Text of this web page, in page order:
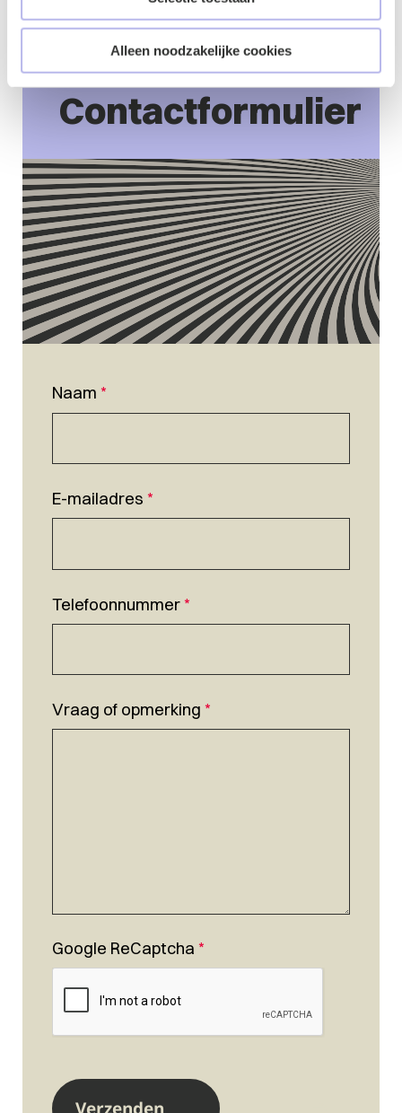
Alleen noodzakelijke cookies
onze specialisten.
Contactformulier
Naam *
E-mailadres *
Telefoonnummer*
Vraag of opmerking *
Google ReCaptcha *